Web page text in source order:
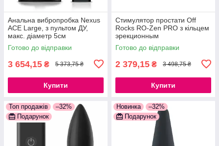
Анальна вибропробка Nexus
ACE Large, з пультом ДУ,
макс. діаметр 5см
777Store.com.ua
Готово до відправки
3 654,15 ₴ 5 373,75 ₴
Купити
Стимулятор простати Off
Rocks RO-Zen PRO з кільцем
эрекционным
777Store.com.ua
Готово до відправки
2 379,15 ₴ 3 498,75 ₴
Купити
Топ продажів
–32%
Подарунок
Новинка
–32%
Подарунок